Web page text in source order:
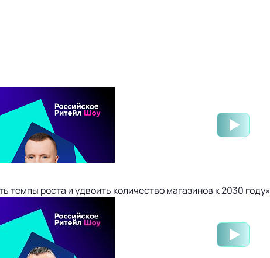
темпы роста и удвоить количество магазинов к 2030 году»